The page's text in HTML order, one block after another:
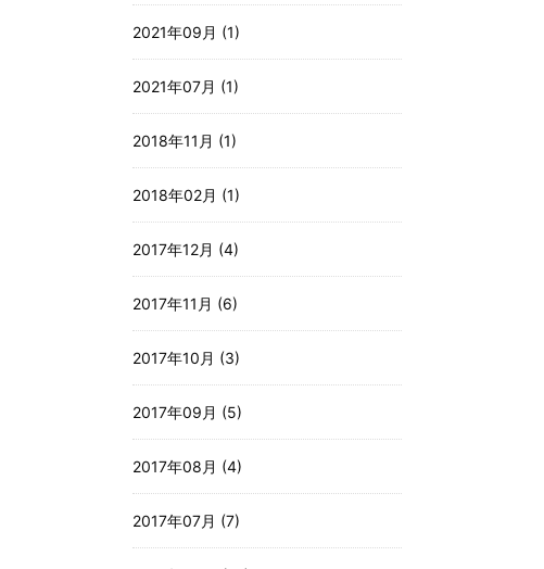
2021年09月 (1)
2021年07月 (1)
2018年11月 (1)
2018年02月 (1)
2017年12月 (4)
2017年11月 (6)
2017年10月 (3)
2017年09月 (5)
2017年08月 (4)
2017年07月 (7)